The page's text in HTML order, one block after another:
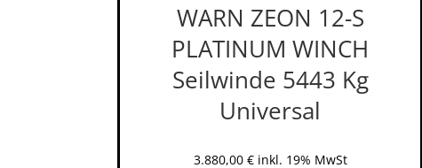
WARN ZEON 12-S
PLATINUM WINCH
Seilwinde 5443 Kg
Universal
3.880,00 € inkl. 19% MwSt